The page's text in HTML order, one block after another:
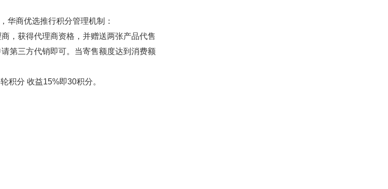
华商优选推行积分管理机制：
，获得代理商资格，并赠送两张产品代售
第三方代销即可。当寄售额度达到消费额
积分 收益15%即30积分。